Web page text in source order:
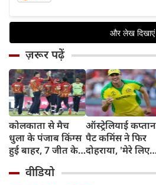
ज़रूर पढ़ें
कोलकाता से मैच
धुला के पंजाब किंग्स
हुई बाहर, 7 जीत के
ऑस्ट्रेलियाई कप्तान
पैट कमिंस ने फिर
दोहराया, 'मेरे लिए
वीडियो